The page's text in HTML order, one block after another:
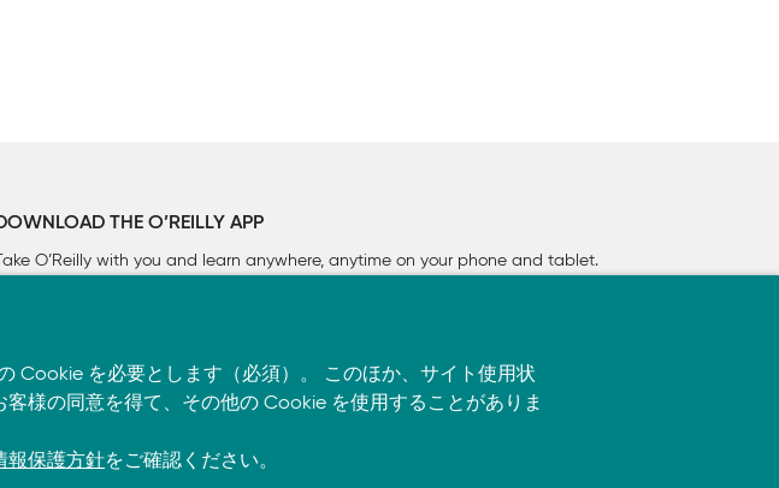
THE O’REILLY APP
O’Reilly with you and learn anywhere, anytime on your phone and tablet.
Cookie を必要とします（必須）。 このほか、サイト使用状
様の同意を得て、その他の Cookie を使用することがありま
報保護方針をご確認ください。